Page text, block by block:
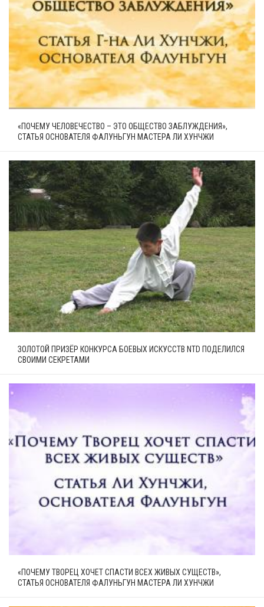
«ПОЧЕМУ ЧЕЛОВЕЧЕСТВО – ЭТО ОБЩЕСТВО ЗАБЛУЖДЕНИЯ»,
СТАТЬЯ ОСНОВАТЕЛЯ ФАЛУНЬГУН МАСТЕРА ЛИ ХУНЧЖИ
ЗОЛОТОЙ ПРИЗЁР КОНКУРСА БОЕВЫХ ИСКУССТВ NTD ПОДЕЛИЛСЯ
СВОИМИ СЕКРЕТАМИ
«ПОЧЕМУ ТВОРЕЦ ХОЧЕТ СПАСТИ ВСЕХ ЖИВЫХ СУЩЕСТВ»,
СТАТЬЯ ОСНОВАТЕЛЯ ФАЛУНЬГУН МАСТЕРА ЛИ ХУНЧЖИ